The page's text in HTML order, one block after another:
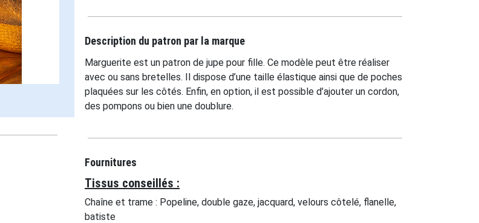
Description du patron par la marque
Marguerite est un patron de jupe pour fille. Ce modèle peut être réaliser
avec ou sans bretelles. Il dispose d’une taille élastique ainsi que de poches
plaquées sur les côtés. Enfin, en option, il est possible d’ajouter un cordon,
des pompons ou bien une doublure.
Fournitures
Tissus conseillés :
Chaîne et trame : Popeline, double gaze, jacquard, velours côtelé, flanelle,
batiste